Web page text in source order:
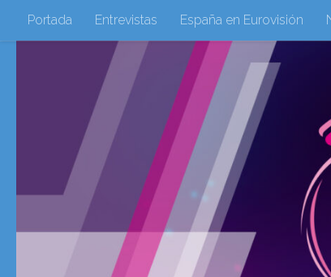
Saltar al contenido
Portada Entrevistas España en Eurovisión
Eurovisión 2016 Eurovisión 2017 Eurovision
Eurovision 2025 Webs Amigas Galeria
eurovision 2020 eurovision 2021 Eurovision
Ultima Hora Webs Amigas